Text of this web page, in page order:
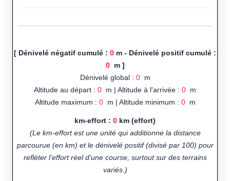
[ Dénivelé négatif cumulé : 0 m - Dénivelé positif cumulé :
0m ]
Dénivelé global : 0m
Altitude au départ : 0 m | Altitude à l'arrivée : 0 m
Altitude maximum : 0m | Altitude minimum : 0m
km-effort : 0 km (effort)
(Le km-effort est une unité qui additionne la distance
parcourue (en km) et le dénivelé positif (divisé par 100) pour
refléter l’effort réel d’une course, surtout sur des terrains
variés.)